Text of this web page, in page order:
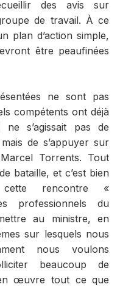
des avis sur
de travail. À ce
plan d’action simple,
être peaufinées
ne sont pas
compétents ont déjà
s’agissait pas de
de s’appuyer sur
Torrents. Tout
bataille, et c’est bien
rencontre «
professionnels du
au ministre, en
sur lesquels nous
nous voulons
beaucoup de
œuvre tout ce que